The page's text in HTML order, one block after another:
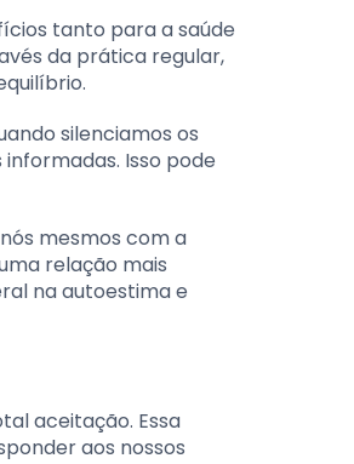
tanto para a saúde
da prática regular,
silenciamos os
Isso pode
mesmos com a
relação mais
na autoestima e
aceitação. Essa
aos nossos